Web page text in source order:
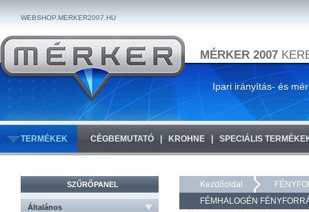
WEBSHOP.MERKER2007.HU
MÉRKER 2007
Ipari irányítás- és
TERMÉKEK CÉGBEMUTATÓ KROHNE SPECIÁLIS
Kezdőoldal
FÉMHALOGÉN
SZŰRŐPANEL
Általános